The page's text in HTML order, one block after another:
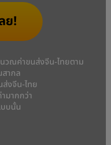
ย!
วณค่าขนส่งจีน-ไทยตาม
สากล
ส่งจีน-ไทย
มากกว่า
บบนั้น